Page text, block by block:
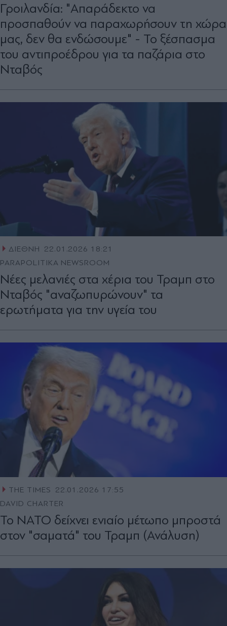
Γροιλανδία: "Απαράδεκτο να
προσπαθούν να παραχωρήσουν τη χώρα
μας, δεν θα ενδώσουμε" - Το ξέσπασμα
του αντιπροέδρου για τα παζάρια στο
Νταβός
ΔΙΕΘΝΗ
22.01.2026 18:21
PARAPOLITIKA NEWSROOM
Νέες μελανιές στα χέρια του Τραμπ στο
Νταβός "αναζωπυρώνουν" τα
ερωτήματα για την υγεία του
THE TIMES
22.01.2026 17:55
DAVID CHARTER
Το ΝΑΤΟ δείχνει ενιαίο μέτωπο μπροστά
στον "σαματά" του Τραμπ (Ανάλυση)